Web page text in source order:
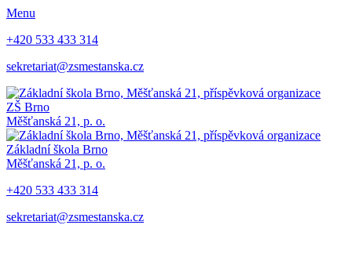
Menu
+420 533 433 314
sekretariat@zsmestanska.cz
ZŠ Brno
Měšťanská 21, p. o.
Základní škola Brno
Měšťanská 21, p. o.
+420 533 433 314
sekretariat@zsmestanska.cz